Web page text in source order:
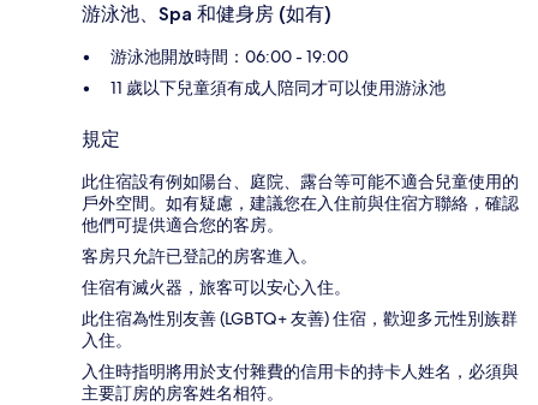
游泳池、Spa 和健身房 (如有)
游泳池開放時間：06:00 - 19:00
11 歲以下兒童須有成人陪同才可以使用游泳池
規定
此住宿設有例如陽台、庭院、露台等可能不適合兒童使用的
戶外空間。如有疑慮，建議您在入住前與住宿方聯絡，確認
他們可提供適合您的客房。
客房只允許已登記的房客進入。
住宿有滅火器，旅客可以安心入住。
此住宿為性別友善 (LGBTQ+ 友善) 住宿，歡迎多元性別族群
入住。
入住時指明將用於支付雜費的信用卡的持卡人姓名，必須與
主要訂房的房客姓名相符。